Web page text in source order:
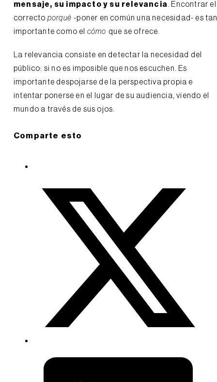
mensaje, su impacto y su relevancia. Encontrar el
correcto porqué-poner en común una necesidad- es
importante como el cómo que se ofrece.
La relevancia consiste en detectar la necesidad del
público: si no es imposible que nos escuchen. Es
importante despojarse de la perspectiva propia e
intentar ponerse en el lugar de su audiencia, viendo el
mundo a través de sus ojos.
Comparte esto